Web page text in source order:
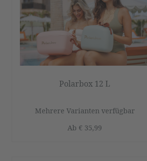
Polarbox 12 L
Mehrere Varianten verfügbar
Ab € 35,99